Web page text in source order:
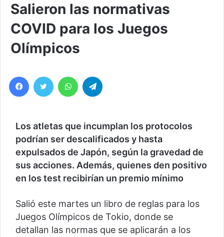
Salieron las normativas
COVID para los Juegos
Olímpicos
Facebook
Twitter WhatsApp
Los atletas que incumplan los protocolos
podrían ser descalificados y hasta
expulsados de Japón, según la gravedad de
sus acciones. Además, quienes den positivo
en los test recibirían un premio mínimo
Salió este martes un libro de reglas para los
Juegos Olímpicos de Tokio, donde se
detallan las normas que se aplicarán a los